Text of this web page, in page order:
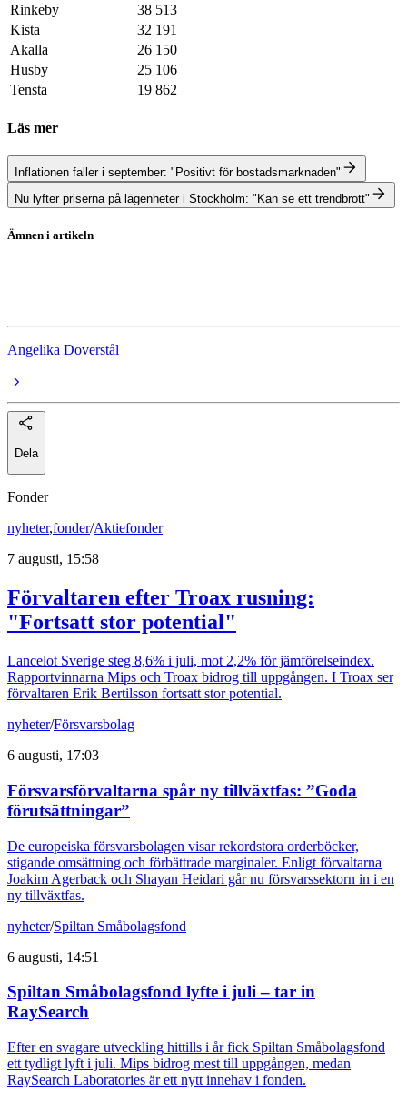
Rinkeby
38 513
Kista
32 191
Akalla
26 150
Husby
25 106
Tensta
19 862
Läs mer
Inflationen faller i september: "Positivt för bostadsmarknaden"
Nu lyfter priserna på lägenheter i Stockholm: "Kan se ett trendbrott"
Ämnen i artikeln
Angelika Doverstål
Dela
Fonder
nyheter,fonder/Aktiefonder
7 augusti, 15:58
Förvaltaren efter Troax rusning:
"Fortsatt stor potential"
Lancelot Sverige steg 8,6% i juli, mot 2,2% för jämförelseindex.
Rapportvinnarna Mips och Troax bidrog till uppgången. I Troax ser
förvaltaren Erik Bertilsson fortsatt stor potential.
nyheter/Försvarsbolag
6 augusti, 17:03
Försvarsförvaltarna spår ny tillväxtfas: ”Goda
förutsättningar”
De europeiska försvarsbolagen visar rekordstora orderböcker,
stigande omsättning och förbättrade marginaler. Enligt förvaltarna
Joakim Agerback och Shayan Heidari går nu försvarssektorn in i en
ny tillväxtfas.
nyheter/Spiltan Småbolagsfond
6 augusti, 14:51
Spiltan Småbolagsfond lyfte i juli – tar in
RaySearch
Efter en svagare utveckling hittills i år fick Spiltan Småbolagsfond
ett tydligt lyft i juli. Mips bidrog mest till uppgången, medan
RaySearch Laboratories är ett nytt innehav i fonden.